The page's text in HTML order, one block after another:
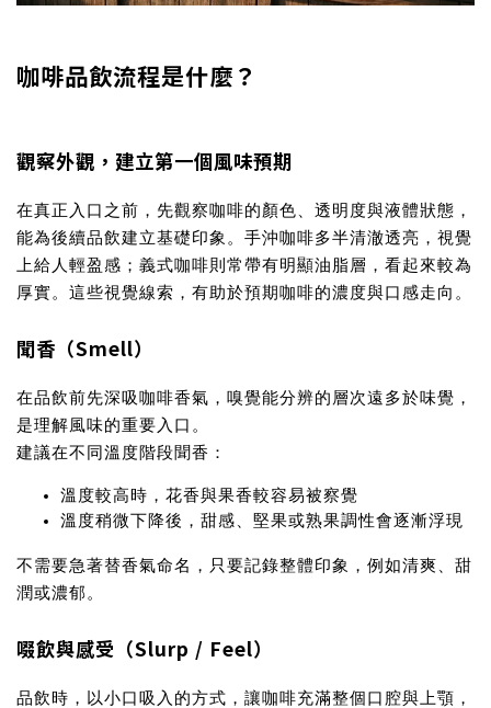
咖啡品飲流程是什麼？
觀察外觀，建立第一個風味預期
在真正入口之前，先觀察咖啡的顏色、透明度與液體狀態，
能為後續品飲建立基礎印象。手沖咖啡多半清澈透亮，視覺
上給人輕盈感；義式咖啡則常帶有明顯油脂層，看起來較為
厚實。這些視覺線索，有助於預期咖啡的濃度與口感走向。
聞香（Smell）
在品飲前先深吸咖啡香氣，嗅覺能分辨的層次遠多於味覺，
是理解風味的重要入口。
建議在不同溫度階段聞香：
溫度較高時，花香與果香較容易被察覺
溫度稍微下降後，甜感、堅果或熟果調性會逐漸浮現
不需要急著替香氣命名，只要記錄整體印象，例如清爽、甜
潤或濃郁。
啜飲與感受（Slurp / Feel）
品飲時，以小口吸入的方式，讓咖啡充滿整個口腔與上顎，